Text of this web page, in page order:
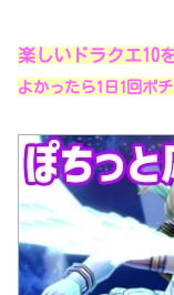
楽しいドラクエ10
よかったら1日1回ポ